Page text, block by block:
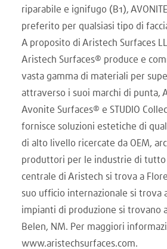
riparabile e ignifugo (B1),
preferito per qualsiasi tipo di
A proposito di Aristech Surfaces
Aristech Surfaces® produce e
vasta gamma di materiali per
attraverso i suoi marchi di punta,
Avonite Surfaces® e STUDIO
fornisce soluzioni estetiche di
di alto livello ricercate da OEM,
produttori per le industrie di tutto
centrale di Aristech si trova a
suo ufficio internazionale si trova
impianti di produzione si trovano
Belen, NM. Per maggiori
www.aristechsurfaces.com.